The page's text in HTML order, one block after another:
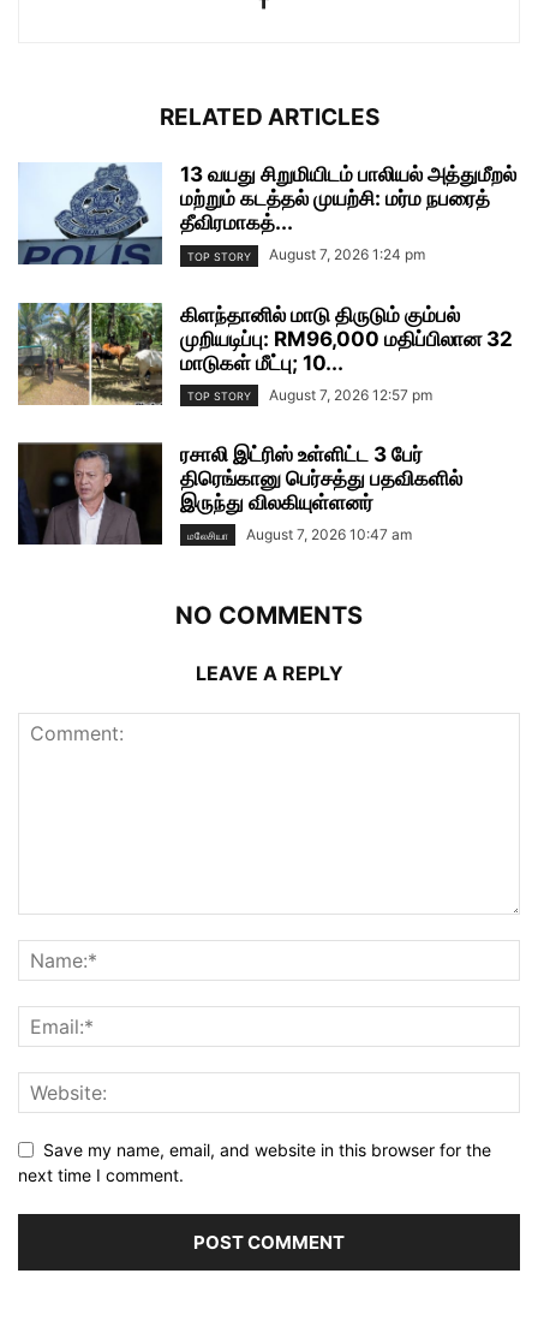
RELATED ARTICLES
13 வயது சிறுமியிடம் பாலியல் அத்துமீறல்
மற்றும் கடத்தல் முயற்சி: மர்ம நபரைத்
தீவிரமாகத்...
TOP STORY August 7, 2026 1:24 pm
கிளந்தானில் மாடு திருடும் கும்பல்
முறியடிப்பு: RM96,000 மதிப்பிலான 32
மாடுகள் மீட்பு; 10...
TOP STORY August 7, 2026 12:57 pm
ரசாலி இட்ரிஸ் உள்ளிட்ட 3 பேர்
திரெங்கானு பெர்சத்து பதவிகளில்
இருந்து விலகியுள்ளனர்
மலேசியா August 7, 2026 10:47 am
NO COMMENTS
LEAVE A REPLY
Save my name, email, and website in this browser for the
next time I comment.